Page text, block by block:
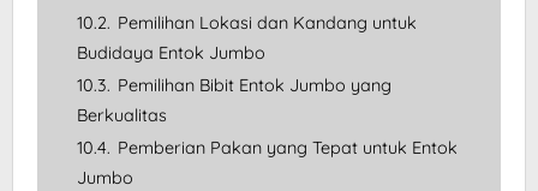
10.2. Pemilihan Lokasi dan Kandang untuk
Budidaya Entok Jumbo
10.3. Pemilihan Bibit Entok Jumbo yang
Berkualitas
10.4. Pemberian Pakan yang Tepat untuk Entok
Jumbo